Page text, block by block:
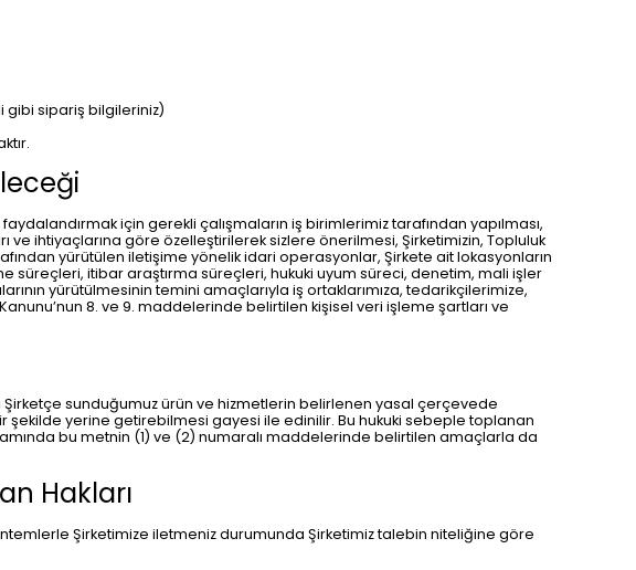
gibi sipariş bilgileriniz)
için gerekli çalışmaların iş birimlerimiz tarafından yapılması,
ve ihtiyaçlarına göre özelleştirilerek sizlere önerilmesi, Şirketimizin, Topluluk
yürütülen iletişime yönelik idari operasyonlar, Şirkete ait lokasyonların
itibar araştırma süreçleri, hukuki uyum süreci, denetim, mali işler
yürütülmesinin temini amaçlarıyla iş ortaklarımıza, tedarikçilerimize,
8. ve 9. maddelerinde belirtilen kişisel veri işleme şartları ve
sunduğumuz ürün ve hizmetlerin belirlenen yasal çerçevede
yerine getirebilmesi gayesi ile edinilir. Bu hukuki sebeple toplanan
bu metnin (1) ve (2) numaralı maddelerinde belirtilen amaçlarla da
Hakları
Şirketimize iletmeniz durumunda Şirketimiz talebin niteliğine göre